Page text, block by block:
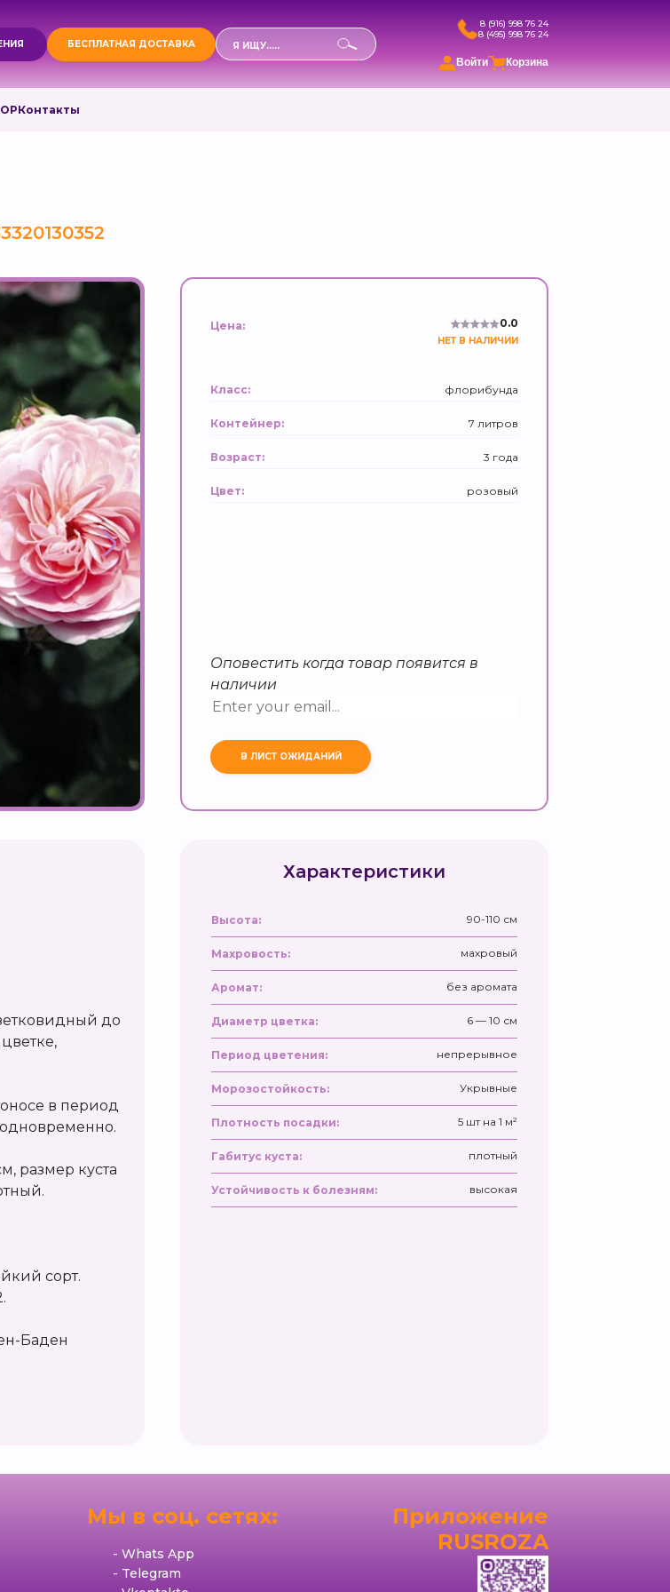
БЕСПЛАТНАЯ ДОСТАВКА
Поиск
товаров
8 (916) 998 76 24
8 (495) 998 76 24
Войти Корзина
Контакты
Цена: 0.0
НЕТ В НАЛИЧИИ
Класс: флорибунда
Контейнер: 7 литров
Возраст: 3 года
Цвет: розовый
Оповестить когда товар появится в
наличии
до
в период
одновременно.
размер куста
сорт.
Баден
Характеристики
Высота: 90-110 см
Махровость: махровый
Аромат: без аромата
Диаметр цветка: 6 — 10 см
Период цветения: непрерывное
Морозостойкость: Укрывные
Плотность посадки: 5 шт на 1 м²
Габитус куста: плотный
Устойчивость к болезням: высокая
Мы в соц. сетях:
Whats App
Telegram
Приложение
RUSROZA